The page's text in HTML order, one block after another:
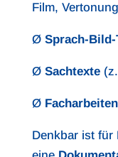
Film,
Ø Sprach-Bild-
Ø Sachtexte
Ø Facharbeiten
Denkbar ist für